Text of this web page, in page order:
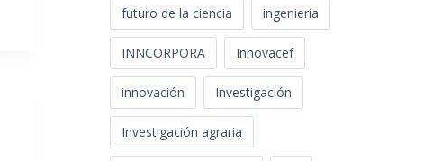
futuro de la ciencia ingeniería
INNCORPORA Innovacef
innovación Investigación
Investigación agraria